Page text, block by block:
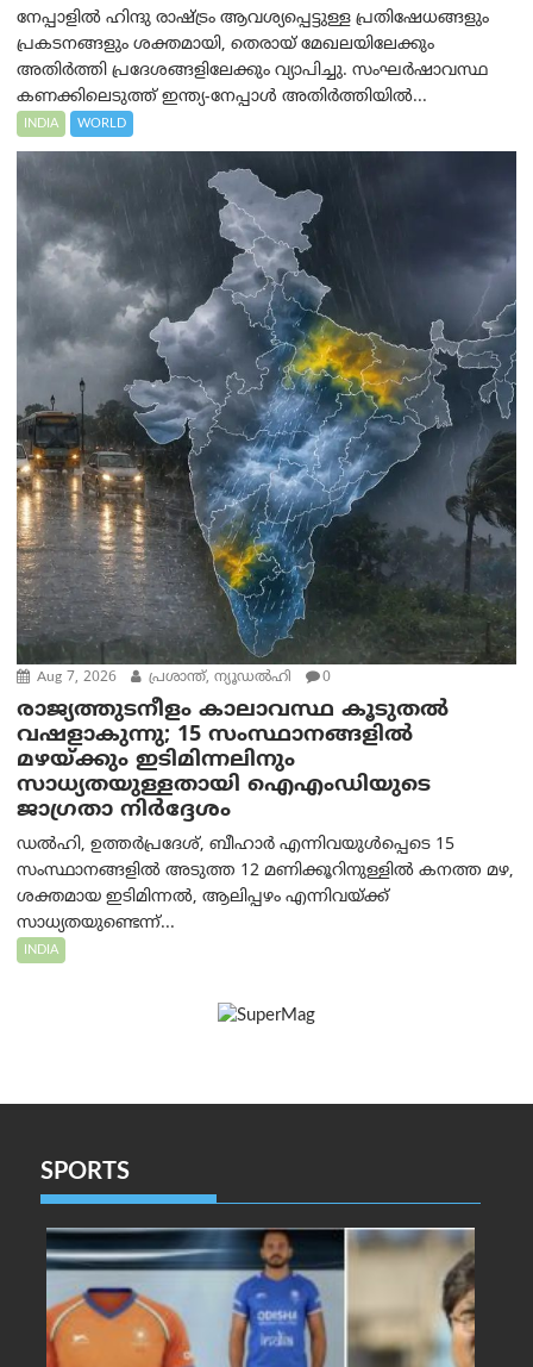
നേപ്പാളിൽ ഹിന്ദു രാഷ്ട്രം ആവശ്യപ്പെട്ടുള്ള പ്രതിഷേധങ്ങളും
പ്രകടനങ്ങളും ശക്തമായി, തെരായ് മേഖലയിലേക്കും
അതിർത്തി പ്രദേശങ്ങളിലേക്കും വ്യാപിച്ചു. സംഘർഷാവസ്ഥ
കണക്കിലെടുത്ത് ഇന്ത്യ-നേപ്പാൾ അതിർത്തിയിൽ...
INDIA WORLD
Aug 7, 2026 പ്രശാന്ത്, ന്യൂഡല്‍ഹി 0
രാജ്യത്തുടനീളം കാലാവസ്ഥ കൂടുതൽ
വഷളാകുന്നു; 15 സംസ്ഥാനങ്ങളിൽ
മഴയ്ക്കും ഇടിമിന്നലിനും
സാധ്യതയുള്ളതായി ഐഎംഡിയുടെ
ജാഗ്രതാ നിർദ്ദേശം
ഡൽഹി, ഉത്തർപ്രദേശ്, ബീഹാർ എന്നിവയുൾപ്പെടെ 15
സംസ്ഥാനങ്ങളിൽ അടുത്ത 12 മണിക്കൂറിനുള്ളിൽ കനത്ത മഴ,
ശക്തമായ ഇടിമിന്നൽ, ആലിപ്പഴം എന്നിവയ്ക്ക്
സാധ്യതയുണ്ടെന്ന്...
INDIA
SPORTS